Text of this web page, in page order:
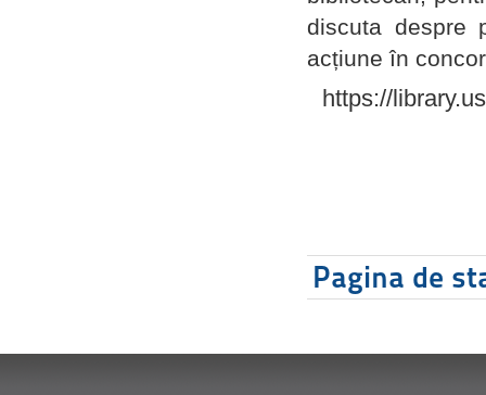
discuta despre
acțiune în
https://
Pagina de